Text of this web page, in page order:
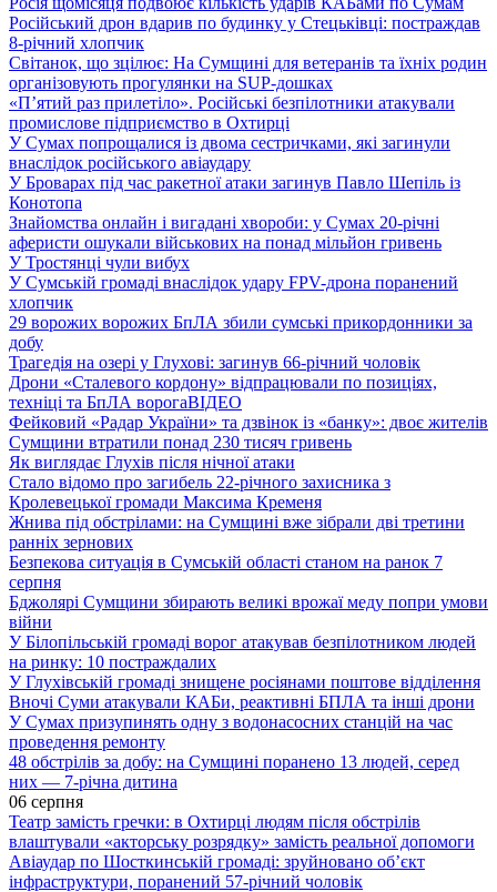
Російський дрон вдарив по будинку у Стецьківці: постраждав
8-річний хлопчик
Світанок, що зцілює: На Сумщині для ветеранів та їхніх родин
організовують прогулянки на SUP-дошках
«П’ятий раз прилетіло». Російські безпілотники атакували
промислове підприємство в Охтирці
У Сумах попрощалися із двома сестричками, які загинули
внаслідок російського авіаудару
У Броварах під час ракетної атаки загинув Павло Шепіль із
Конотопа
Знайомства онлайн і вигадані хвороби: у Сумах 20-річні
аферисти ошукали військових на понад мільйон гривень
У Тростянці чули вибух
У Сумській громаді внаслідок удару FPV-дрона поранений
хлопчик
29 ворожих ворожих БпЛА збили сумські прикордонники за
добу
Трагедія на озері у Глухові: загинув 66-річний чоловік
Дрони «Сталевого кордону» відпрацювали по позиціях,
техніці та БпЛА ворогаВІДЕО
Фейковий «Радар України» та дзвінок із «банку»: двоє жителів
Сумщини втратили понад 230 тисяч гривень
Як виглядає Глухів після нічної атаки
Стало відомо про загибель 22-річного захисника з
Кролевецької громади Максима Кременя
Жнива під обстрілами: на Сумщині вже зібрали дві третини
ранніх зернових
Безпекова ситуація в Сумській області станом на ранок 7
серпня
Бджолярі Сумщини збирають великі врожаї меду попри умови
війни
У Білопільській громаді ворог атакував безпілотником людей
на ринку: 10 постраждалих
У Глухівській громаді знищене росіянами поштове відділення
Вночі Суми атакували КАБи, реактивні БПЛА та інші дрони
У Сумах призупинять одну з водонасосних станцій на час
проведення ремонту
48 обстрілів за добу: на Сумщині поранено 13 людей, серед
них — 7-річна дитина
06 серпня
Театр замість гречки: в Охтирці людям після обстрілів
влаштували «акторську розрядку» замість реальної допомоги
Авіаудар по Шосткинській громаді: зруйновано об’єкт
інфраструктури, поранений 57-річний чоловік